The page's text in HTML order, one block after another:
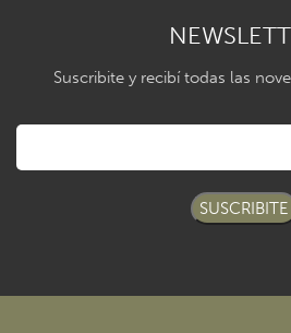
Suscribite y recibí todas las
SUSCRIBITE